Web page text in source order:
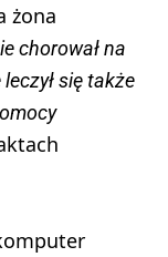
żona
chorował na
się także